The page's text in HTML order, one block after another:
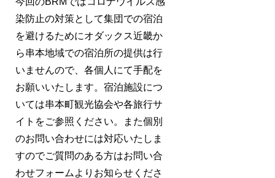
染防止の対策として集団での宿泊
を避けるためにオダックス近畿か
ら串本地域での宿泊所の提供は行
いませんので、各個人にて手配を
お願いいたします。宿泊施設につ
いては串本町観光協会や各旅行サ
イトをご参照ください。また個別
のお問い合わせには対応いたしま
すのでご質問のある方はお問い合
わせフォームよりお知らせくださ